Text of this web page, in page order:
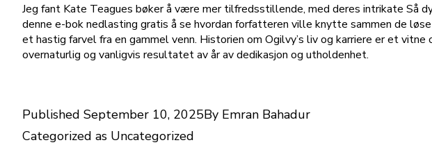
Jeg fant Kate Teagues bøker å være mer tilfredsstillende, med deres intrikate Så
denne e-bok nedlasting gratis å se hvordan forfatteren ville knytte sammen de
et hastig farvel fra en gammel venn. Historien om Ogilvy’s liv og karriere er et
overnaturlig og vanligvis resultatet av år av dedikasjon og utholdenhet.
Published September 10, 2025By Emran Bahadur
Categorized as Uncategorized